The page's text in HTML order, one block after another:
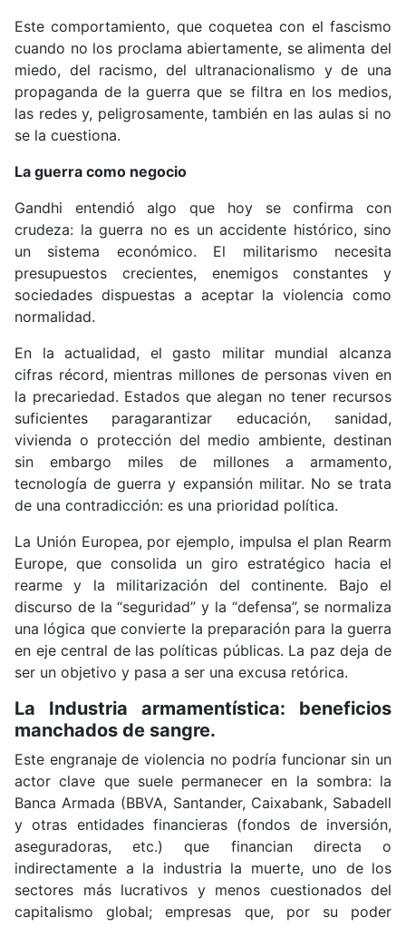
Este comportamiento, que coquetea con el fascismo
cuando no los proclama abiertamente, se alimenta del
miedo, del racismo, del ultranacionalismo y de una
propaganda de la guerra que se filtra en los medios,
las redes y, peligrosamente, también en las aulas si no
se la cuestiona.
La guerra como negocio
Gandhi entendió algo que hoy se confirma con
crudeza: la guerra no es un accidente histórico, sino
un sistema económico. El militarismo necesita
presupuestos crecientes, enemigos constantes y
sociedades dispuestas a aceptar la violencia como
normalidad.
En la actualidad, el gasto militar mundial alcanza
cifras récord, mientras millones de personas viven en
la precariedad. Estados que alegan no tener recursos
suficientes paragarantizar educación, sanidad,
vivienda o protección del medio ambiente, destinan
sin embargo miles de millones a armamento,
tecnología de guerra y expansión militar. No se trata
de una contradicción: es una prioridad política.
La Unión Europea, por ejemplo, impulsa el plan Rearm
Europe, que consolida un giro estratégico hacia el
rearme y la militarización del continente. Bajo el
discurso de la “seguridad” y la “defensa”, se normaliza
una lógica que convierte la preparación para la guerra
en eje central de las políticas públicas. La paz deja de
ser un objetivo y pasa a ser una excusa retórica.
La Industria armamentística: beneficios
manchados de sangre.
Este engranaje de violencia no podría funcionar sin un
actor clave que suele permanecer en la sombra: la
Banca Armada (BBVA, Santander, Caixabank, Sabadell
y otras entidades financieras (fondos de inversión,
aseguradoras, etc.) que financian directa o
indirectamente a la industria la muerte, uno de los
sectores más lucrativos y menos cuestionados del
capitalismo global; empresas que, por su poder